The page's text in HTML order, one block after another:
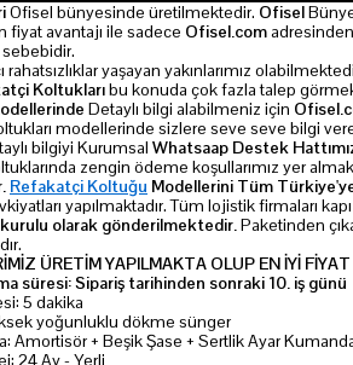
Ofisel bünyesinde üretilmektedir. Ofisel
fiyat avantajı ile sadece Ofisel.com
rahatsızlıklar yaşayan yakınlarımız
Koltuklarıbu konuda çok fazla talep
Detaylı bilgi alabilmeniz için
modellerinde sizlere seve seve bilgi
bilgiyi Kurumsal Whatsaap Destek
zengin ödeme koşullarımız yer
Refakatçi Koltuğu Modellerini Tüm
yapılmaktadır. Tüm lojistik firmaları
kurulu olarak gönderilmektedir.Paketinden
ÜRETİM YAPILMAKTA OLUP EN İYİ
süresi: Sipariş tarihinden sonraki 10. iş günü
5 dakika
yoğunluklu dökme sünger
Amortisör + Beşik Şase + Sertlik Ayar
24 Ay - Yerli